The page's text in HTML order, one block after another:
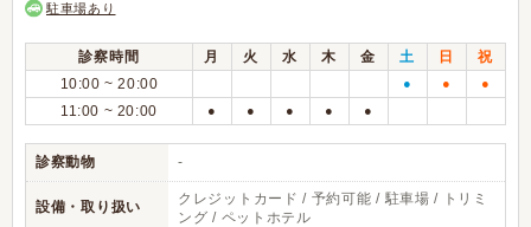
駐車場あり
診察時間 月 火 水 木 金 土 日
祝
10:00 ~ 20:00
● ● ●
11:00 ~ 20:00 ● ● ● ● ●
診察動物 -
設備・取り扱い
クレジットカード / 予約可能 / 駐車場 / トリミ
ング / ペットホテル